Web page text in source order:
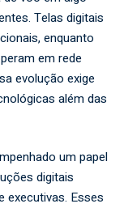
Telas digitais
enquanto
em rede
evolução exige
além das
um papel
digitais
executivas. Esses